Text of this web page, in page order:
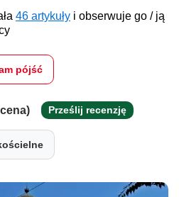
46 artykuły i obserwuje go / ją
pójść
Prześlij recenzję